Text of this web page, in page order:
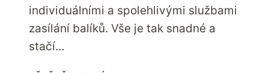
individuálními a spolehlivými službami
zasílání balíků. Vše je tak snadné a
stačí…